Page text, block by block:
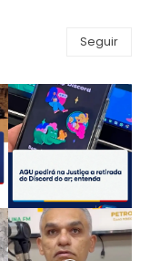
Seguir